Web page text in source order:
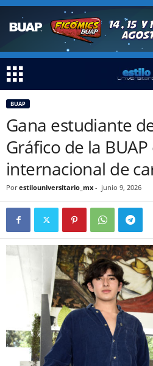
BUAP
Gana estudiante
Gráfico de la
internacional de
Por estilouniversitario_mx - junio 9, 2026